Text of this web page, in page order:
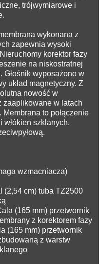
trójwymiarowe i
wykonana z
zapewnia wysoki
korektor fazy
na niskostratnej
Głośnik wyposażono w
układ magnetyczny. Z
nowość w
zaaplikowane w latach
to połączenie
włókien szklanych.
wzmacniacza)
(2,54 cm) tuba TZ2500
(165 mm) przetwornik
z korektorem fazy
(165 mm) przetwornik
z warstw